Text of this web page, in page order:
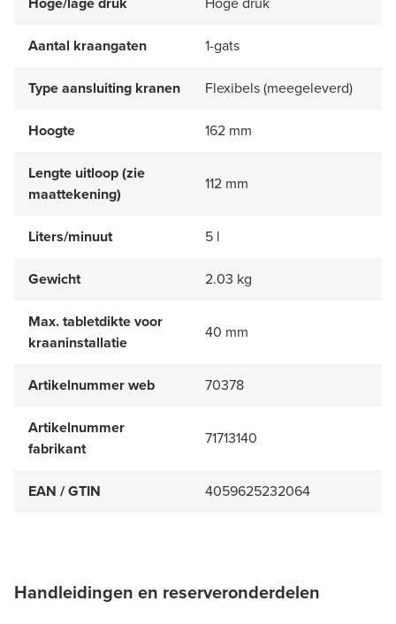
Aantal kraangaten 1-gats
Type aansluiting kranen Flexibels (meegeleverd)
Hoogte 162 mm
Lengte uitloop (zie
maattekening)
112 mm
Liters/minuut 5 l
Gewicht 2.03 kg
Max. tabletdikte voor
kraaninstallatie
40 mm
Artikelnummer web 70378
Artikelnummer
fabrikant
71713140
EAN / GTIN 4059625232064
Handleidingen en reserveronderdelen